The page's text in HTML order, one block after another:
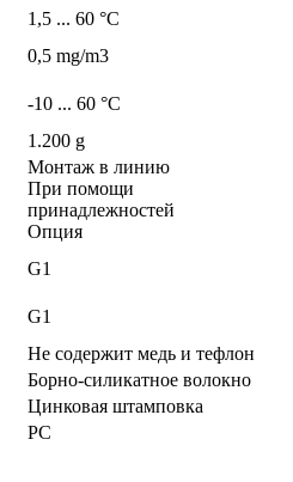
1,5 ... 60 °C
0,5 mg/m3
-10 ... 60 °C
1.200 g
Монтаж в линию
При помощи
принадлежностей
Опция
G1
G1
Не содержит медь и тефлон
Борно-силикатное волокно
Цинковая штамповка
PC